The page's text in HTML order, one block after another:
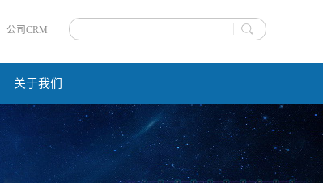
公司CRM
关于我们